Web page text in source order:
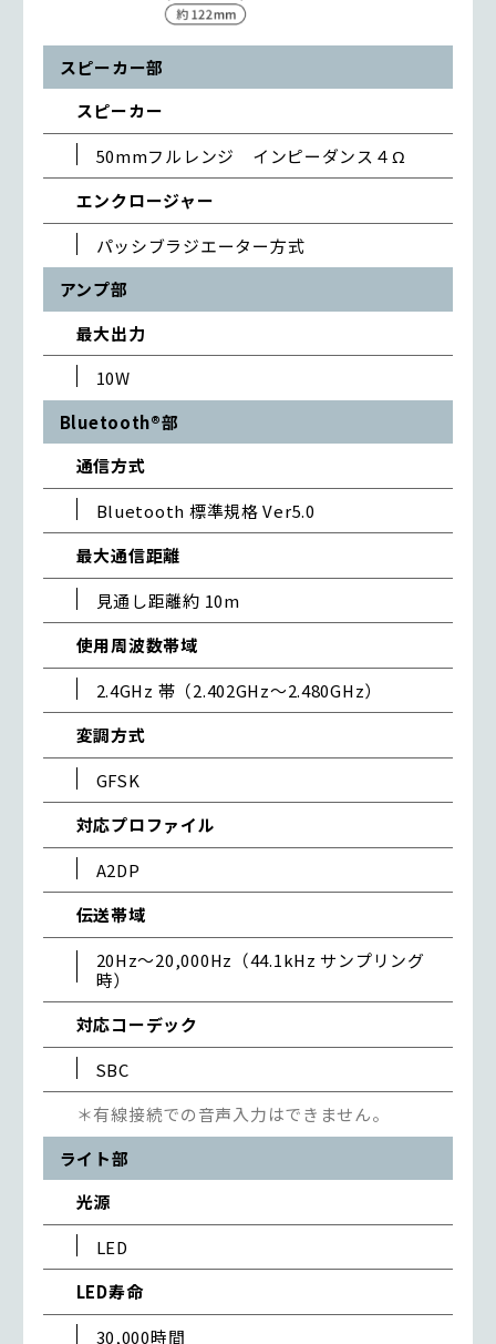
スピーカー部
スピーカー
50mmフルレンジ インピーダンス４Ω
エンクロージャー
パッシブラジエーター方式
アンプ部
最大出力
10W
Bluetooth®部
通信方式
Bluetooth 標準規格 Ver5.0
最大通信距離
見通し距離約 10m
使用周波数帯域
2.4GHz 帯（2.402GHz～2.480GHz）
変調方式
GFSK
対応プロファイル
A2DP
伝送帯域
20Hz～20,000Hz（44.1kHz サンプリング
時）
対応コーデック
SBC
＊有線接続での音声入力はできません。
ライト部
光源
LED
LED寿命
30,000時間